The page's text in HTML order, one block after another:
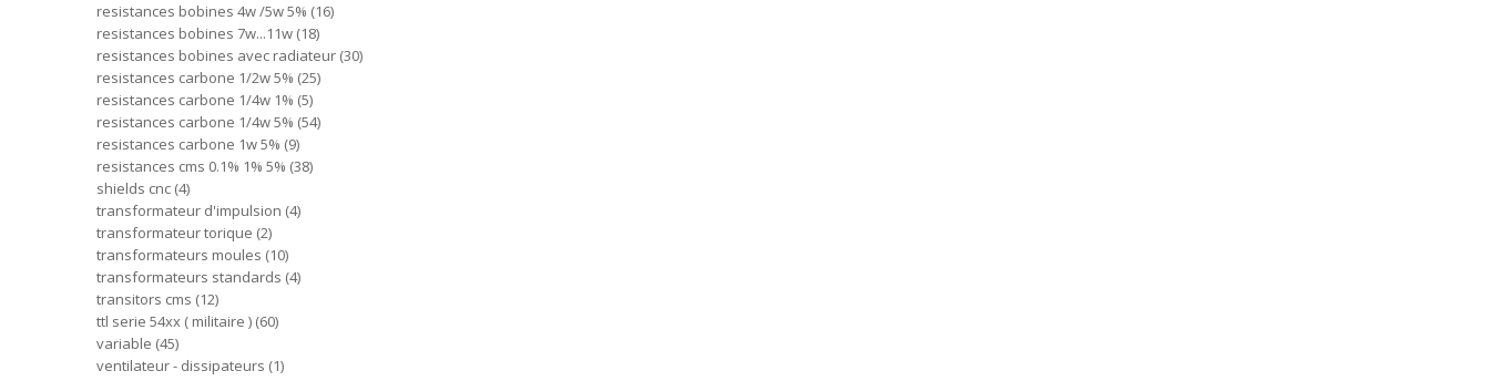
resistances bobines 4w /5w 5% 16
resistances bobines 7w...11w 18
resistances bobines avec radiateur 30
resistances carbone 1/2w 5% 25
resistances carbone 1/4w 1% 5
resistances carbone 1/4w 5% 54
resistances carbone 1w 5% 9
resistances cms 0.1% 1% 5% 38
shields cnc 4
transformateur d'impulsion 4
transformateur torique 2
transformateurs moules 10
transformateurs standards 4
transitors cms 12
ttl serie 54xx ( militaire ) 60
variable 45
ventilateur - dissipateurs 1